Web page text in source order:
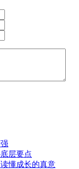
层要点
懂成长的真意